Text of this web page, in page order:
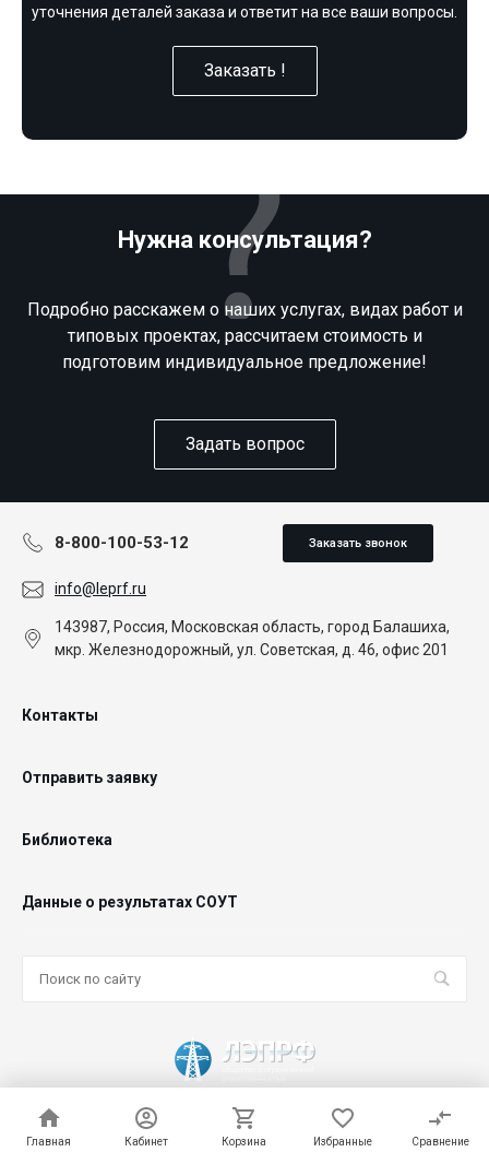
Главная Кабинет Корзина Избранные Сравнение
Главная Кабинет Корзина Избранные Сравнение
уточнения деталей заказа и ответит на все ваши вопросы.
Заказать !
Нужна консультация?
Подробно расскажем о наших услугах, видах работ и
типовых проектах, рассчитаем стоимость и
подготовим индивидуальное предложение!
Задать вопрос
8-800-100-53-12 Заказать звонок
info@leprf.ru
143987, Россия, Московская область, город Балашиха,
мкр. Железнодорожный, ул. Советская, д. 46, офис 201
Контакты
Отправить заявку
Библиотека
Данные о результатах СОУТ
© 2026 ООО "ЛЭПРФ", Все права защищены